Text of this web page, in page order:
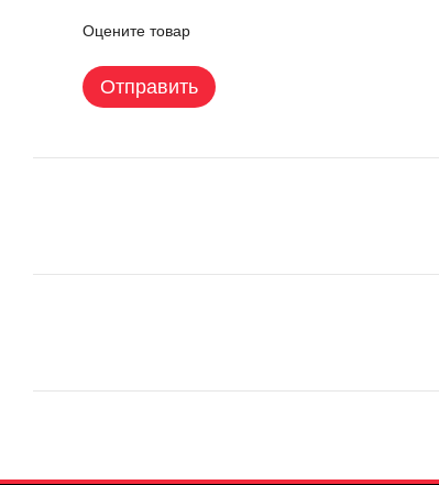
Оцените товар
Отправить